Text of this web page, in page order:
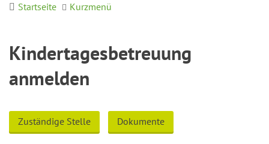
Startseite Kurzmenü
Kindertagesbetreuung
anmelden
Zuständige Stelle Dokumente